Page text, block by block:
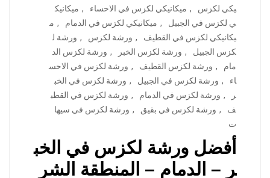
يكي لكزس
, ميكانيكي لكزس في الاحساء , ميكانيك
ي لكزس في الجبيل
, ميكانيكي لكزس في الدمام , م
يكانيكي لكزس في القطيف
, ورشة لكزس , ورشة ل
كزس الجبيل
, ورشة لكزس الخبر , ورشة لكزس الد
مام
, ورشة لكزس القطيف , ورشة لكزس في الاحس
اء
, ورشة لكزس في الجبيل , ورشة لكزس في الخب
ر
, ورشة لكزس في الدمام , ورشة لكزس في القطي
ف
, ورشة لكزس في بقيق , ورشة لكزس في سيها
ت
أفضل ورشة لكزس في الخب
ر – الدمام – المنطقة الشر